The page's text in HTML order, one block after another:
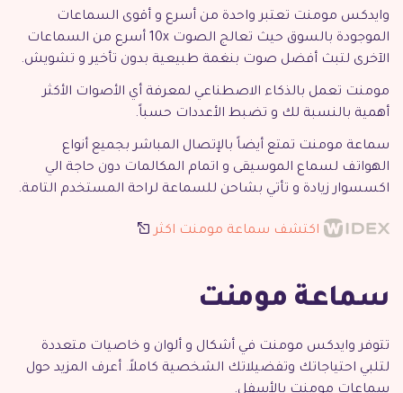
وايدكس مومنت تعتبر واحدة من أسرع و أقوى السماعات
الموجودة بالسوق حيث تعالج الصوت 10x أسرع من السماعات
الآخرى لتبث أفضل صوت بنغمة طبيعية بدون تأخير و تشويش.
مومنت تعمل بالذكاء الاصطناعي لمعرفة أي الأصوات الأكثر
أهمية بالنسبة لك و تضبط الأعددات حسباً.
سماعة مومنت تمتع أيضاً بالإتصال المباشر بجميع أنواع
الهواتف لسماع الموسيقى و اتمام المكالمات دون حاجة الي
اكسسوار زيادة و تأتي بشاحن للسماعة لراحة المستخدم التامة.
اكتشف سماعة مومنت اكثر
سماعة مومنت
تتوفر وايدكس مومنت في أشكال و ألوان و خاصيات متعددة
لتلبي احتياجاتك وتفضيلاتك الشخصية كاملاً. أعرف المزيد حول
سماعات مومنت بالأسفل.